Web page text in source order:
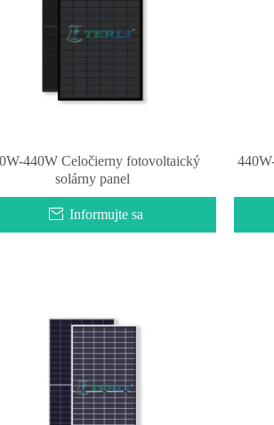
440W Celočierny fotovoltaický
solárny panel
Informujte sa